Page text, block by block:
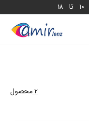
10 تا 18
2محصول